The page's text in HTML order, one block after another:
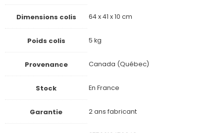
Dimensions colis 64 x 41 x 10 cm
Poids colis 5 kg
Provenance Canada (Québec)
Stock En France
Garantie 2 ans fabricant